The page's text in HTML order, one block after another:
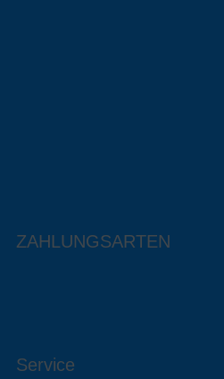
ZAHLUNGSARTEN
Service